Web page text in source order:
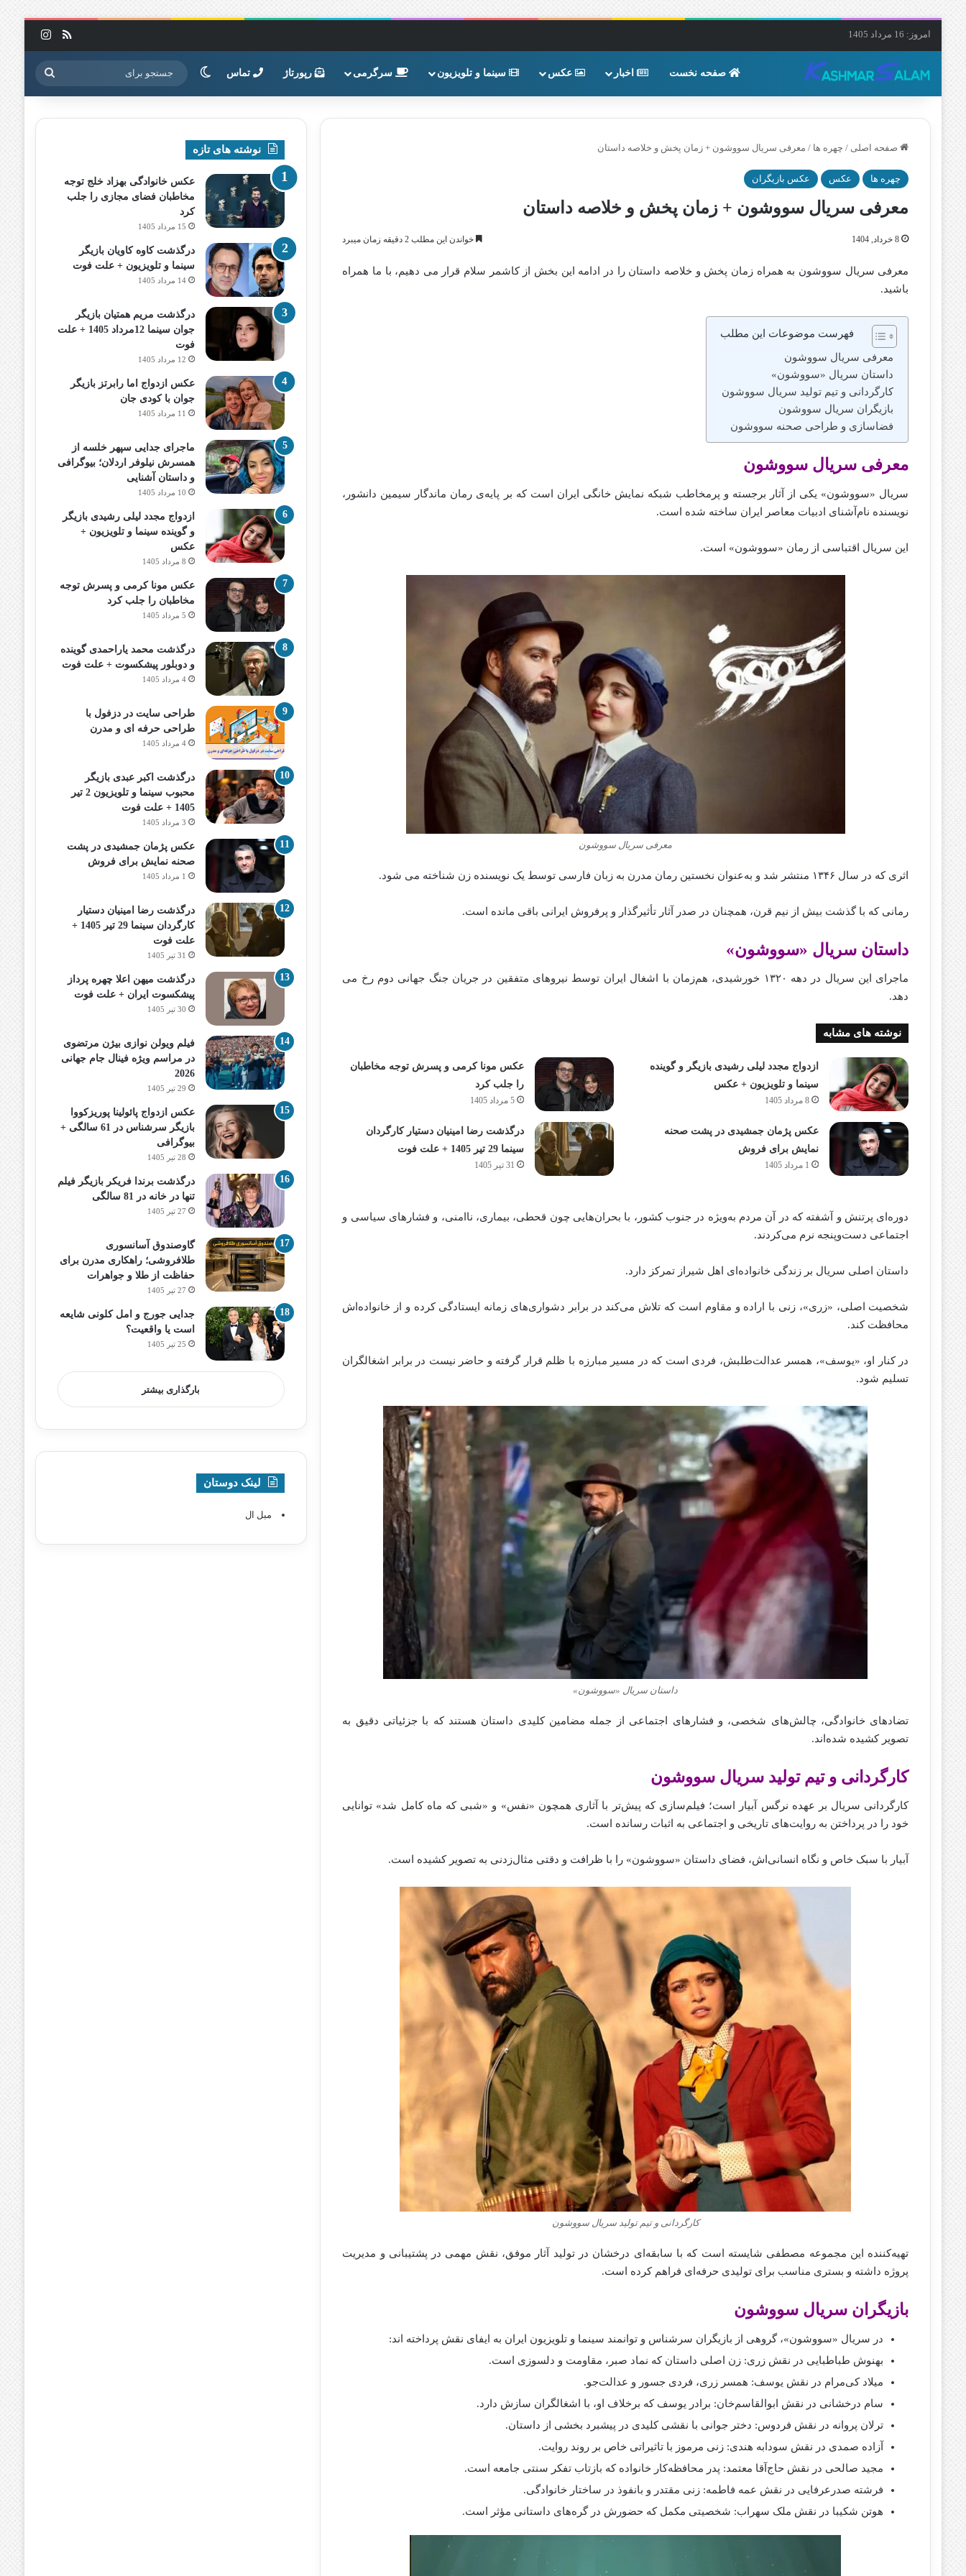
امروز: 16 مرداد 1405 خوراک
صفحه نخست اخبار عکس سینما و تلویزیون سرگرمی رپورتاژ تماس تغییر پوسته جستجو
برای
صفحه اصلی / چهره ها / معرفی سریال سووشون + زمان پخش و خلاصه داستان
چهره ها عکس عکس بازیگران
معرفی سریال سووشون + زمان پخش و خلاصه داستان
8 خرداد, 1404 خواندن این مطلب 2 دقیقه زمان میبرد
معرفی سریال سووشون به همراه زمان پخش و خلاصه داستان را در ادامه این بخش از کاشمر سلام قرار می دهیم، با ما همراه
باشید.
فهرست موضوعات این مطلب
معرفی سریال سووشون
داستان سریال «سووشون»
کارگردانی و تیم تولید سریال سووشون
بازیگران سریال سووشون
فضاسازی و طراحی صحنه سووشون
معرفی سریال سووشون
سریال «سووشون» یکی از آثار برجسته و پرمخاطب شبکه نمایش خانگی ایران است که بر پایه‌ی رمان ماندگار سیمین دانشور،
نویسنده نام‌آشنای ادبیات معاصر ایران ساخته شده است.
این سریال اقتباسی از رمان «سووشون» است.
معرفی سریال سووشون
اثری که در سال ۱۳۴۶ منتشر شد و به‌عنوان نخستین رمان مدرن به زبان فارسی توسط یک نویسنده زن شناخته می‌ شود.
رمانی که با گذشت بیش از نیم قرن، همچنان در صدر آثار تأثیرگذار و پرفروش ایرانی باقی مانده است.
داستان سریال «سووشون»
ماجرای این سریال در دهه ۱۳۲۰ خورشیدی، هم‌زمان با اشغال ایران توسط نیروهای متفقین در جریان جنگ جهانی دوم رخ می‌
دهد.
نوشته های مشابه
ازدواج مجدد لیلی رشیدی بازیگر و گوینده
سینما و تلویزیون + عکس
8 مرداد 1405
عکس مونا کرمی و پسرش توجه مخاطبان
را جلب کرد
5 مرداد 1405
عکس پژمان جمشیدی در پشت صحنه
نمایش برای فروش
1 مرداد 1405
درگذشت رضا امینیان دستیار کارگردان
سینما 29 تیر 1405 + علت فوت
31 تیر 1405
دوره‌ای پرتنش و آشفته که در آن مردم به‌ویژه در جنوب کشور، با بحران‌هایی چون قحطی، بیماری، ناامنی، و فشارهای سیاسی و
اجتماعی دست‌و‌پنجه نرم می‌کردند.
داستان اصلی سریال بر زندگی خانواده‌ای اهل شیراز تمرکز دارد.
شخصیت اصلی، «زری»، زنی با اراده و مقاوم است که تلاش می‌کند در برابر دشواری‌های زمانه ایستادگی کرده و از خانواده‌اش
محافظت کند.
در کنار او، «یوسف»، همسر عدالت‌طلبش، فردی است که در مسیر مبارزه با ظلم قرار گرفته و حاضر نیست در برابر اشغالگران
تسلیم شود.
داستان سریال «سووشون»
تضادهای خانوادگی، چالش‌های شخصی، و فشارهای اجتماعی از جمله مضامین کلیدی داستان هستند که با جزئیاتی دقیق به
تصویر کشیده‌ شده‌اند.
کارگردانی و تیم تولید سریال سووشون
کارگردانی سریال بر عهده نرگس آبیار است؛ فیلم‌سازی که پیش‌تر با آثاری همچون «نفس» و «شبی که ماه کامل شد» توانایی
خود را در پرداختن به روایت‌های تاریخی و اجتماعی به اثبات رسانده است.
آبیار با سبک خاص و نگاه انسانی‌اش، فضای داستان «سووشون» را با ظرافت و دقتی مثال‌زدنی به تصویر کشیده‌ است.
کارگردانی و تیم تولید سریال سووشون
تهیه‌کننده این مجموعه مصطفی شایسته است که با سابقه‌ای درخشان در تولید آثار موفق، نقش مهمی در پشتیبانی و مدیریت
پروژه داشته و بستری مناسب برای تولیدی حرفه‌ای فراهم کرده است.
بازیگران سریال سووشون
در سریال «سووشون»، گروهی از بازیگران سرشناس و توانمند سینما و تلویزیون ایران به ایفای نقش پرداخته‌ اند:
بهنوش طباطبایی در نقش زری: زن اصلی داستان که نماد صبر، مقاومت و دلسوزی است.
میلاد کی‌مرام در نقش یوسف: همسر زری، فردی جسور و عدالت‌جو.
سام درخشانی در نقش ابوالقاسم‌خان: برادر یوسف که برخلاف او، با اشغالگران سازش دارد.
ترلان پروانه در نقش فردوس: دختر جوانی با نقشی کلیدی در پیشبرد بخشی از داستان.
آزاده صمدی در نقش سودابه هندی: زنی مرموز با تاثیراتی خاص بر روند روایت.
مجید صالحی در نقش حاج‌آقا معتمد: پدر محافظه‌کار خانواده که بازتاب تفکر سنتی جامعه است.
فرشته صدرعرفایی در نقش عمه فاطمه: زنی مقتدر و بانفوذ در ساختار خانوادگی.
هوتن شکیبا در نقش ملک سهراب: شخصیتی مکمل که حضورش در گره‌های داستانی مؤثر است.
نوشته های تازه
عکس خانوادگی بهزاد خلج توجه
مخاطبان فضای مجازی را جلب
کرد
15 مرداد 1405
درگذشت کاوه کاویان بازیگر
سینما و تلویزیون + علت فوت
14 مرداد 1405
درگذشت مریم همتیان بازیگر
جوان سینما 12مرداد 1405 + علت
فوت
12 مرداد 1405
عکس ازدواج اما رابرتز بازیگر
جوان با کودی جان
11 مرداد 1405
ماجرای جدایی سپهر خلسه از
همسرش نیلوفر اردلان؛ بیوگرافی
و داستان آشنایی
10 مرداد 1405
ازدواج مجدد لیلی رشیدی بازیگر
و گوینده سینما و تلویزیون +
عکس
8 مرداد 1405
عکس مونا کرمی و پسرش توجه
مخاطبان را جلب کرد
5 مرداد 1405
درگذشت محمد یاراحمدی گوینده
و دوبلور پیشکسوت + علت فوت
4 مرداد 1405
طراحی سایت در دزفول با
طراحی حرفه‌ ای و مدرن
4 مرداد 1405
درگذشت اکبر عبدی بازیگر
محبوب سینما و تلویزیون 2 تیر
1405 + علت فوت
3 مرداد 1405
عکس پژمان جمشیدی در پشت
صحنه نمایش برای فروش
1 مرداد 1405
درگذشت رضا امینیان دستیار
کارگردان سینما 29 تیر 1405 +
علت فوت
31 تیر 1405
درگذشت میهن اعلا چهره پرداز
پیشکسوت ایران + علت فوت
30 تیر 1405
فیلم ویولن نوازی بیژن مرتضوی
در مراسم ویژه فینال جام جهانی
2026
29 تیر 1405
عکس ازدواج پائولینا پوریزکووا
بازیگر سرشناس در 61 سالگی +
بیوگرافی
28 تیر 1405
درگذشت برندا فریکر بازیگر فیلم
تنها در خانه در 81 سالگی
27 تیر 1405
گاوصندوق آسانسوری
طلافروشی؛ راهکاری مدرن برای
حفاظت از طلا و جواهرات
27 تیر 1405
جدایی جورج و امل کلونی شایعه
است یا واقعیت؟
25 تیر 1405
بارگذاری بیشتر
لینک دوستان
مبل ال